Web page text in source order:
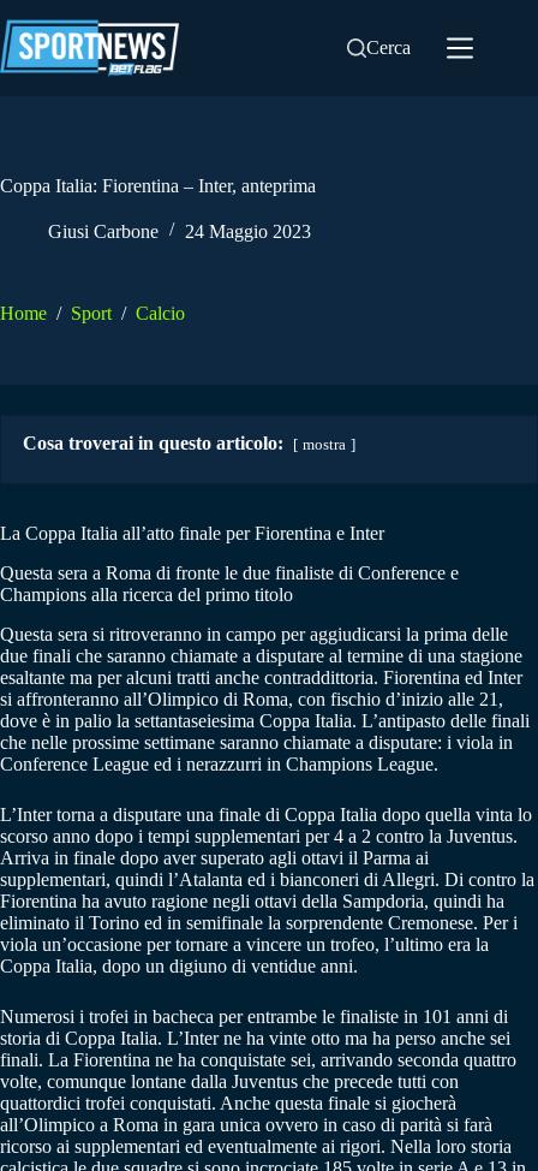
al
contenuto
Cerca
Coppa Italia: Fiorentina – Inter, anteprima
Giusi Carbone 24 Maggio 2023
Home / Sport / Calcio
Cosa troverai in questo articolo: mostra
La Coppa Italia all’atto finale per Fiorentina e Inter
Questa sera a Roma di fronte le due finaliste di Conference e
Champions alla ricerca del primo titolo
Questa sera si ritroveranno in campo per aggiudicarsi la prima delle
due finali che saranno chiamate a disputare al termine di una stagione
esaltante ma per alcuni tratti anche contraddittoria. Fiorentina ed Inter
si affronteranno all’Olimpico di Roma, con fischio d’inizio alle 21,
dove è in palio la settantaseiesima Coppa Italia. L’antipasto delle finali
che nelle prossime settimane saranno chiamate a disputare: i viola in
Conference League ed i nerazzurri in Champions League.
L’Inter torna a disputare una finale di Coppa Italia dopo quella vinta lo
scorso anno dopo i tempi supplementari per 4 a 2 contro la Juventus.
Arriva in finale dopo aver superato agli ottavi il Parma ai
supplementari, quindi l’Atalanta ed i bianconeri di Allegri. Di contro la
Fiorentina ha avuto ragione negli ottavi della Sampdoria, quindi ha
eliminato il Torino ed in semifinale la sorprendente Cremonese. Per i
viola un’occasione per tornare a vincere un trofeo, l’ultimo era la
Coppa Italia, dopo un digiuno di ventidue anni.
Numerosi i trofei in bacheca per entrambe le finaliste in 101 anni di
storia di Coppa Italia. L’Inter ne ha vinte otto ma ha perso anche sei
finali. La Fiorentina ne ha conquistate sei, arrivando seconda quattro
volte, comunque lontane dalla Juventus che precede tutti con
quattordici trofei conquistati. Anche questa finale si giocherà
all’Olimpico a Roma in gara unica ovvero in caso di parità si farà
ricorso ai supplementari ed eventualmente ai rigori. Nella loro storia